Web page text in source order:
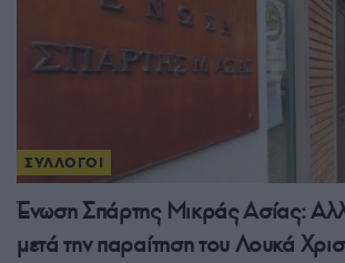
ΣΥΛΛΟΓΟΙ
Ένωση Σπάρτης Μικράς Ασίας:
μετά την παραίτηση του Λουκά